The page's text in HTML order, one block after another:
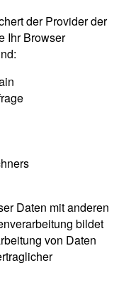
der Provider der
Ihr Browser
Daten mit anderen
bildet
von Daten